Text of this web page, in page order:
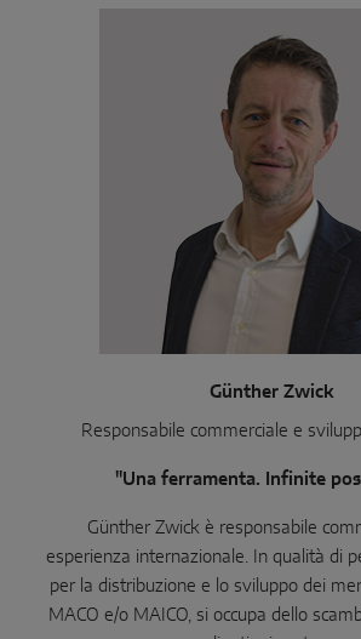
Günther Zwick
Responsabile commerciale e
"Una ferramenta. Infinite
Günther Zwick è responsabile
esperienza internazionale. In qualità di
per la distribuzione e lo sviluppo dei
MACO e/o MAICO, si occupa dello